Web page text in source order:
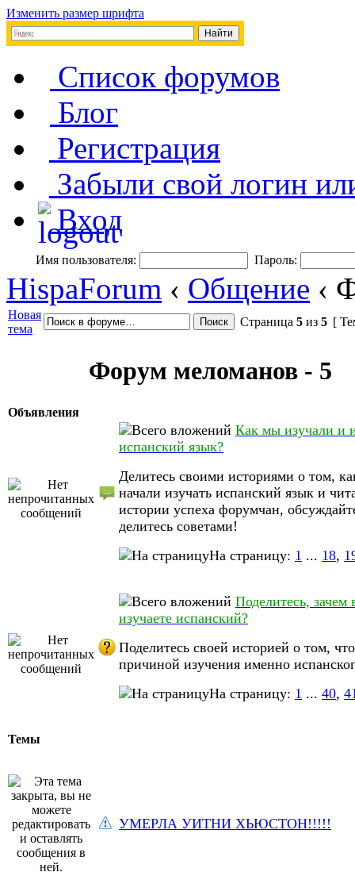
Изменить размер шрифта
Список форумов
Блог
Регистрация
Забыли свой логин
Вход
Имя пользователя: Пароль:
HispaForum ‹ Общение ‹
Новая
тема
Страница 5 из 5 [
Форум меломанов - 5
Объявления
Как мы изучали и
испанский язык?
Делитесь своими историями о том,
начали изучать испанский язык и
истории успеха форумчан,
делитесь советами!
На страницу: 1 ... 18,
Поделитесь, зачем
изучаете испанский?
Поделитесь своей историей о том,
причиной изучения именно
На страницу: 1 ... 40,
Темы
УМЕРЛА УИТНИ ХЬЮСТОН!!!!!